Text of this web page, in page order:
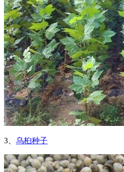
3、 乌桕种子